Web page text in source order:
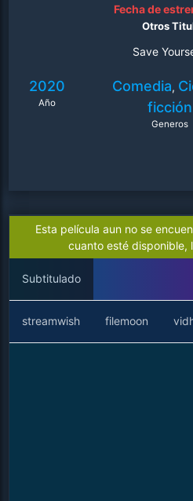
Fecha de
Otros
Save
2020
Año
Comedia,
ficción
Generos
Esta película aun no se
cuanto esté disponible,
Subtitulado
streamwish filemoon